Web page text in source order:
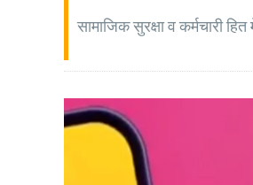
सामाजिक सुरक्षा व कर्मचारी